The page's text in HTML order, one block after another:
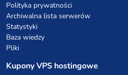
Polityka prywatności
Archiwalna lista serwerów
Statystyki
Baza wiedzy
Pliki
Kupony VPS hostingowe